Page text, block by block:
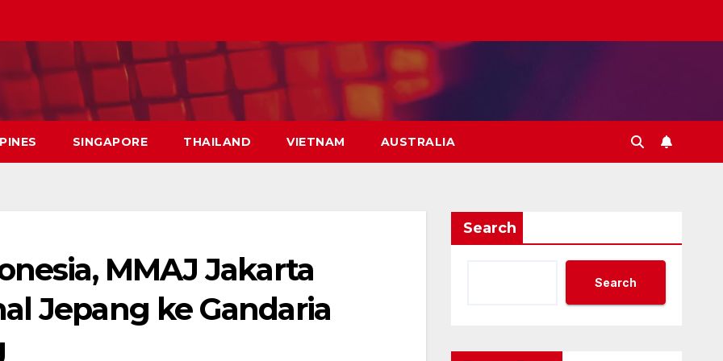
SINGAPORE THAILAND VIETNAM AUSTRALIA
MMAJ Jakarta
Jepang ke Gandaria
Search
Search